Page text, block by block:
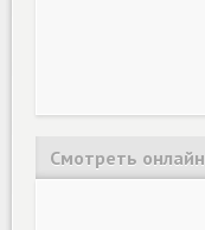
Смотреть онлайн